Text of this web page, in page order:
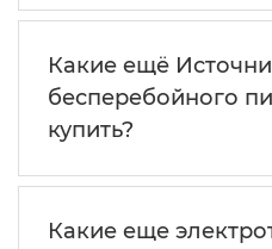
Какие ещё
бесперебойного
купить?
Какие еще